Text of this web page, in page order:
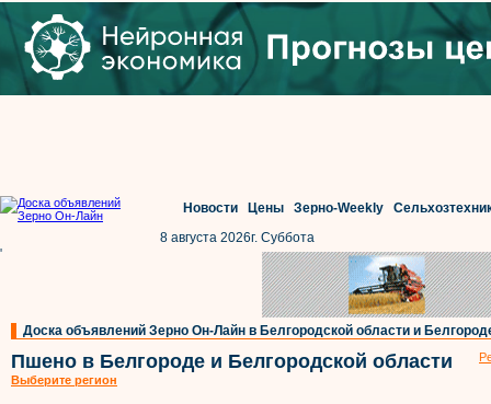
Новости Цены Зерно-Weekly
8 августа 2026г. Суббота
'
Доска объявлений Зерно Он-Лайн в Белгородской области и
Пшено в Белгороде и Белгородской области
Выберите регион